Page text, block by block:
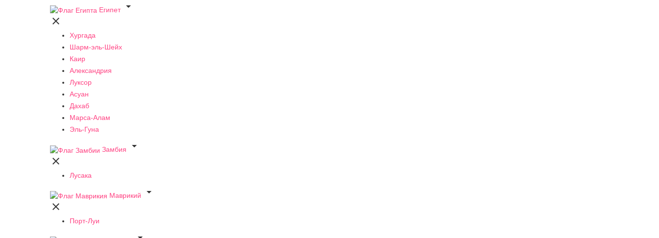
Египет


Хургада
Шарм-эль-Шейх
Каир
Александрия
Луксор
Асуан
Дахаб
Марса-Алам
Эль-Гуна
Замбия


Лусака
Маврикий


Порт-Луи